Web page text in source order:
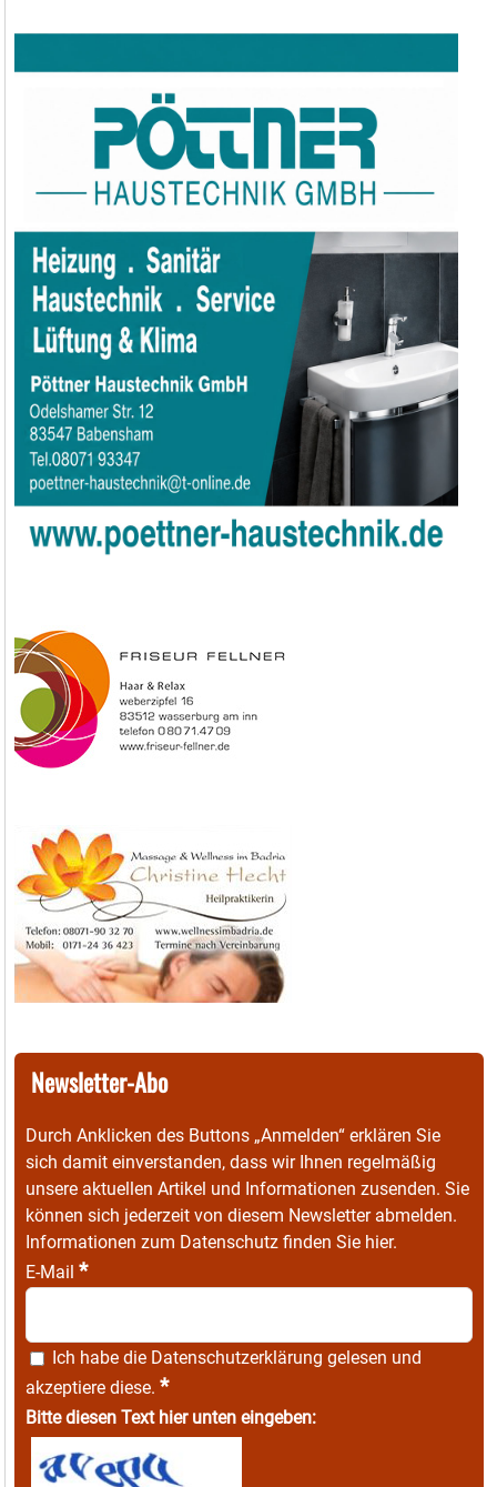
Newsletter-Abo
Durch Anklicken des Buttons „Anmelden“ erklären Sie
sich damit einverstanden, dass wir Ihnen regelmäßig
unsere aktuellen Artikel und Informationen zusenden. Sie
können sich jederzeit von diesem Newsletter abmelden.
Informationen zum Datenschutz finden Sie hier.
E-Mail *
Ich habe die Datenschutzerklärung gelesen und
akzeptiere diese. *
Bitte diesen Text hier unten eingeben: